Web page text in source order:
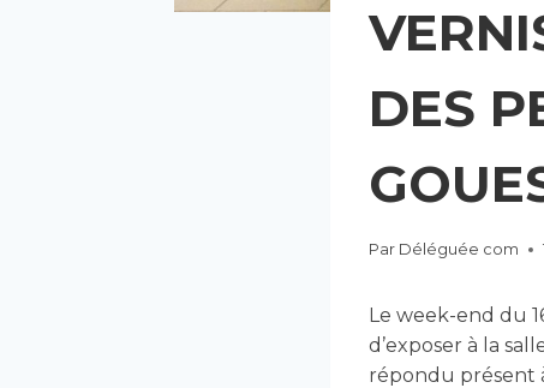
DES
Par Déléguée com
Le week-end du
d’exposer à la
répondu présent